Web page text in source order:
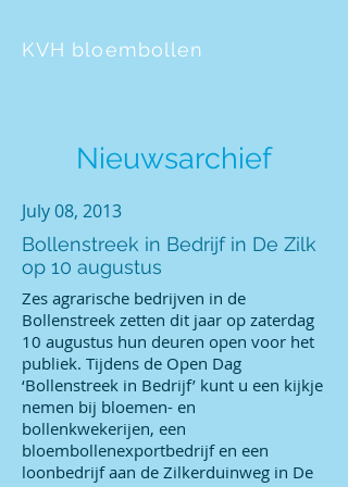
KVH bloembollen
July 08, 2013
Bollenstreek in Bedrijf in De Zilk
op 10 augustus
Zes agrarische bedrijven in de
Bollenstreek zetten dit jaar op zaterdag
10 augustus hun deuren open voor het
publiek. Tijdens de Open Dag
‘Bollenstreek in Bedrijf’ kunt u een kijkje
nemen bij bloemen- en
bollenkwekerijen, een
bloembollenexportbedrijf en een
loonbedrijf aan de Zilkerduinweg in De
Nieuwsarchief